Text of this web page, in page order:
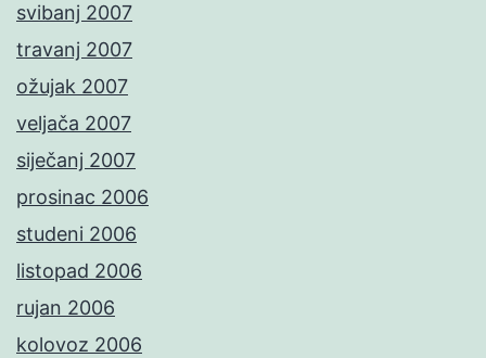
svibanj 2007
travanj 2007
ožujak 2007
veljača 2007
siječanj 2007
prosinac 2006
studeni 2006
listopad 2006
rujan 2006
kolovoz 2006